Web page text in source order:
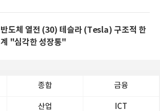
반도체 열전 (30) 테슬라 (Tesla) 구조적 한
계 "심각한 성장통"
종합 금융
산업 ICT